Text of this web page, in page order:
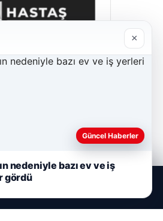
×
Güncel Haberler
nedeniyle bazı ev ve iş
gördü